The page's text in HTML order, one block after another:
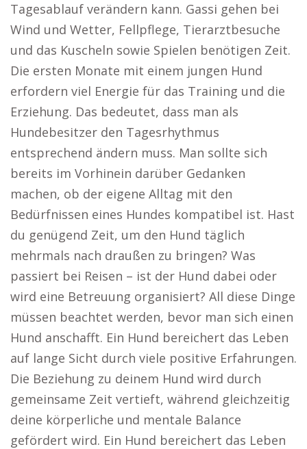
Tagesablauf verändern kann. Gassi gehen bei
Wind und Wetter, Fellpflege, Tierarztbesuche
und das Kuscheln sowie Spielen benötigen Zeit.
Die ersten Monate mit einem jungen Hund
erfordern viel Energie für das Training und die
Erziehung. Das bedeutet, dass man als
Hundebesitzer den Tagesrhythmus
entsprechend ändern muss. Man sollte sich
bereits im Vorhinein darüber Gedanken
machen, ob der eigene Alltag mit den
Bedürfnissen eines Hundes kompatibel ist. Hast
du genügend Zeit, um den Hund täglich
mehrmals nach draußen zu bringen? Was
passiert bei Reisen – ist der Hund dabei oder
wird eine Betreuung organisiert? All diese Dinge
müssen beachtet werden, bevor man sich einen
Hund anschafft. Ein Hund bereichert das Leben
auf lange Sicht durch viele positive Erfahrungen.
Die Beziehung zu deinem Hund wird durch
gemeinsame Zeit vertieft, während gleichzeitig
deine körperliche und mentale Balance
gefördert wird. Ein Hund bereichert das Leben